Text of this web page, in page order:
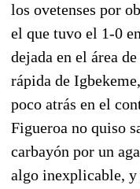
los ovetenses por
el que tuvo el 1-0
dejada en el área
rápida de
poco atrás en el
Figueroa no quiso
carbayón por un
algo inexplicable, y